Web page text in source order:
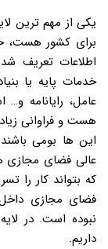
یکی از مهم ترین
برای کشور هست،
اطلاعات تعریف
خدمات پایه یا
عامل، رایانامه
هست و فراوانی
این ها بومی
عالی فضای مجازی
که بتواند کار را
فضای مجازی
نبوده است. در
داریم.